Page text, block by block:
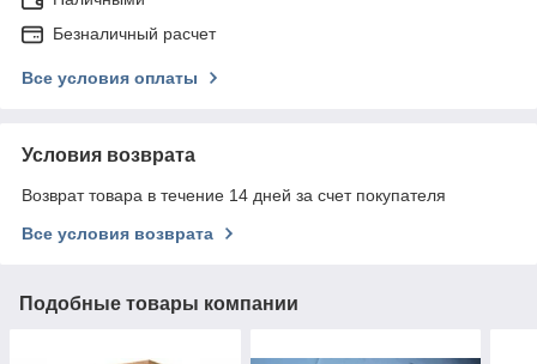
Безналичный расчет
Все условия оплаты
Условия возврата
Возврат товара в течение 14 дней за счет покупателя
Все условия возврата
Подобные товары компании